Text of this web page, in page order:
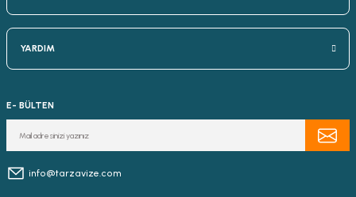
YARDIM
E- BÜLTEN
info@tarzavize.com